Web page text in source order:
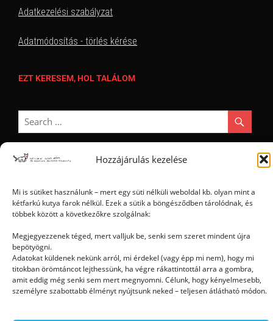
Hozzájárulás kezelése
Mi is sütiket használunk – mert egy süti nélküli weboldal kb. olyan mint a
kétfarkú kutya farok nélkül. Ezek a sütik a böngésződben tárolódnak, és
többek között a következőkre szolgálnak:
Megjegyezzenek téged, mert valljuk be, senki sem szeret mindent újra
bepötyögni.
Adatokat küldenek nekünk arról, mi érdekel (vagy épp mi nem), hogy mi
titokban örömtáncot lejthessünk, ha végre rákattintottál arra a gombra,
amit eddig még senki sem mert megnyomni. Célunk, hogy kényelmesebb,
személyre szabottabb élményt nyújtsunk neked – teljesen átlátható módon.
Adatkezelési szabályzat
Adatmódosítás - törlés kérése
EZT KERESEM, HOL TALÁLOM
Ⓒ 2006 - 2026 - Magyar Kétfarkú Kutya Párt - Minden jog fenntartva